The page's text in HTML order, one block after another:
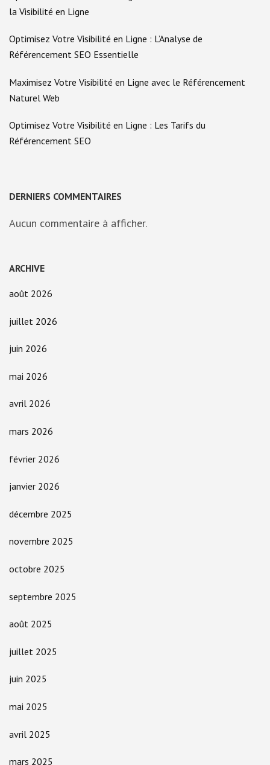
la Visibilité en Ligne
Optimisez Votre Visibilité en Ligne : L’Analyse de
Référencement SEO Essentielle
Maximisez Votre Visibilité en Ligne avec le Référencement
Naturel Web
Optimisez Votre Visibilité en Ligne : Les Tarifs du
Référencement SEO
DERNIERS COMMENTAIRES
Aucun commentaire à afficher.
ARCHIVE
août 2026
juillet 2026
juin 2026
mai 2026
avril 2026
mars 2026
février 2026
janvier 2026
décembre 2025
novembre 2025
octobre 2025
septembre 2025
août 2025
juillet 2025
juin 2025
mai 2025
avril 2025
mars 2025